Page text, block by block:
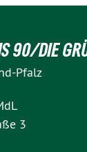
90/DIE
Pfalz
3